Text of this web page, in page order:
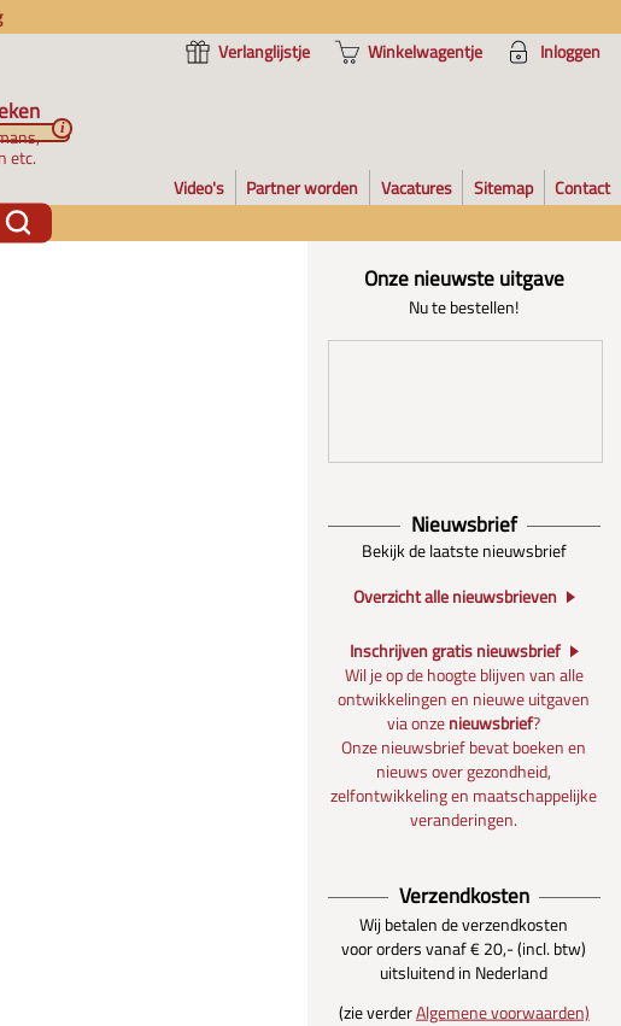
Verlanglijstje
Winkelwagentje Inloggen
etc.
i
Video's Partner worden Vacatures Sitemap Contact
Onze nieuwste uitgave
Nu te bestellen!
Nieuwsbrief
Bekijk de laatste nieuwsbrief
Overzicht alle nieuwsbrieven
Inschrijven gratis nieuwsbrief
Wil je op de hoogte blijven van alle
ontwikkelingen en nieuwe uitgaven
via onzenieuwsbrief?
Onze nieuwsbrief bevat boeken en
nieuws over gezondheid,
zelfontwikkeling en maatschappelijke
veranderingen.
Verzendkosten
Wij betalen de verzendkosten
voor orders vanaf € 20,- (incl. btw)
uitsluitend in Nederland
(zie verderAlgemene voorwaarden)